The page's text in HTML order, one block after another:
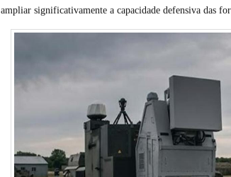
ampliar significativamente a capacidade defensiva das